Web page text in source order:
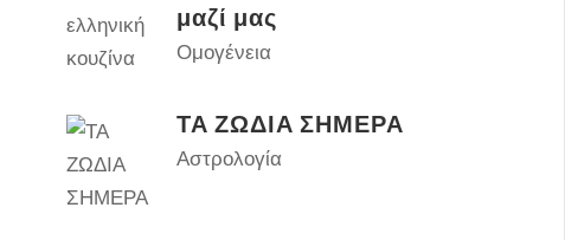
μαζί μας
Ομογένεια
ΤΑ ΖΩΔΙΑ ΣΗΜΕΡΑ
Αστρολογία